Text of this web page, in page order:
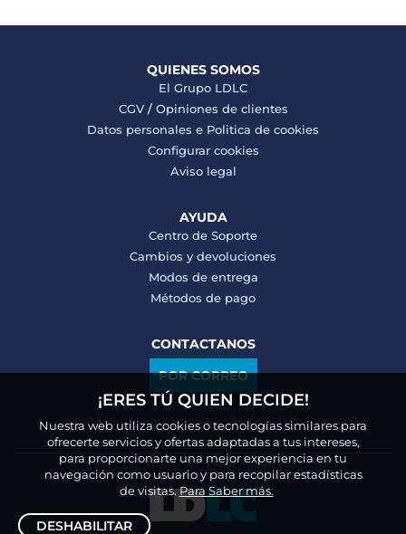
QUIENES SOMOS
El Grupo LDLC
CGV/ Opiniones de clientes
Datos personales e Politica de cookies
Configurar cookies
Aviso legal
AYUDA
Centro de Soporte
Cambios y devoluciones
Modos de entrega
Métodos de pago
CONTACTANOS
POR CORREO
¡ERES TÚ QUIEN DECIDE!
Nuestra web utiliza cookies o tecnologías similares para
ofrecerte servicios y ofertas adaptadas a tus intereses,
para proporcionarte una mejor experiencia en tu
navegación como usuario y para recopilar estadísticas
de visitas.Para Saber más.
DESHABILITAR